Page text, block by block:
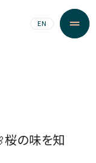
EN
桜の味を知